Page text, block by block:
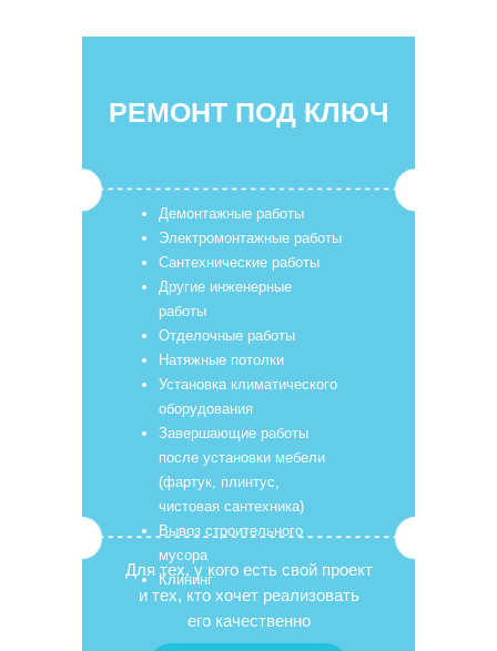
РЕМОНТ ПОД КЛЮЧ
Для тех, у кого есть свой проект
и тех, кто хочет реализовать
его качественно
Демонтажные работы
Электромонтажные работы
Сантехнические работы
Другие инженерные
работы
Отделочные работы
Натяжные потолки
Установка климатического
оборудования
Завершающие работы
после установки мебели
(фартук, плинтус,
чистовая сантехника)
Вывоз строительного
мусора
Клининг